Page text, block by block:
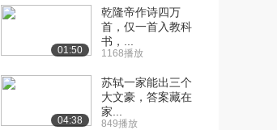
3.0万播放
[14] 元代诗文（二）
[15] 宋元话本（一） 52:17
01:50
乾隆帝作诗四万
首，仅一首入教科
书，...
1168播放
04:38
苏轼一家能出三个
大文豪，答案藏在
家...
849播放